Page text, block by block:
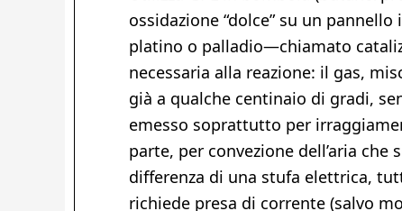
ossidazione “dolce” su un
platino o palladio—chiamato
necessaria alla reazione: il gas,
già a qualche centinaio di gradi,
emesso soprattutto per
parte, per convezione dell’aria
differenza di una stufa elettrica,
richiede presa di corrente (salvo